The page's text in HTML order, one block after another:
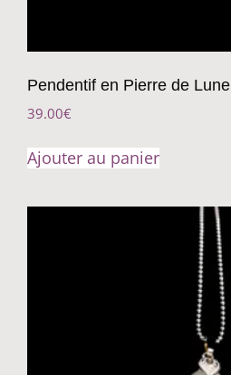
Pendentif en Pierre de Lune
39.00€
Ajouter au panier